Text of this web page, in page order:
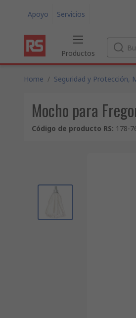
Apoyo Servicios
Productos
Home / Seguridad y Protección,
Mocho para
Código de producto RS: 178-